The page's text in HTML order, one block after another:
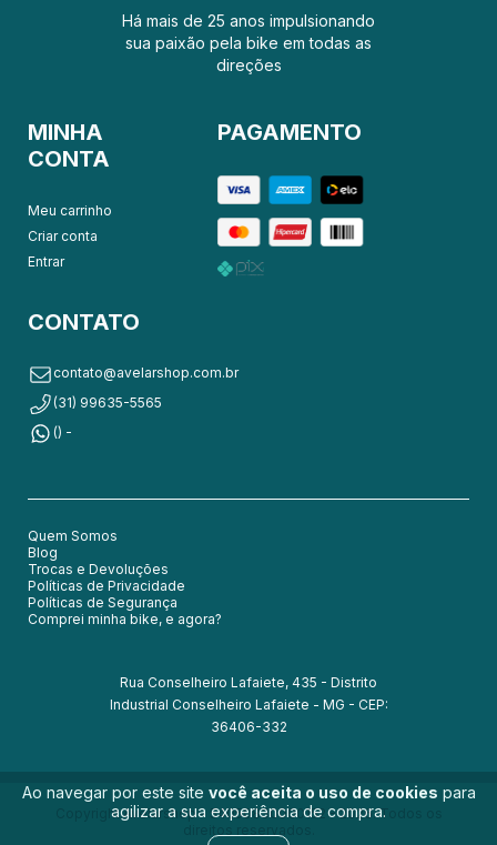
Ao navegar por este site você aceita o uso de cookies para
agilizar a sua experiência de compra.
Há mais de 25 anos impulsionando
sua paixão pela bike em todas as
direções
MINHA
CONTA
Meu carrinho
Criar conta
Entrar
CONTATO
contato@avelarshop.com.br
(31) 99635-5565
() -
PAGAMENTO
Quem Somos
Blog
Trocas e Devoluções
Políticas de Privacidade
Políticas de Segurança
Comprei minha bike, e agora?
Rua Conselheiro Lafaiete, 435 - Distrito
Industrial Conselheiro Lafaiete - MG - CEP:
36406-332
Copyright Avelarshop - 54050830000152 - 2026. Todos os